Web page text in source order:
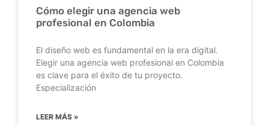
Cómo elegir una agencia web
profesional en Colombia
El diseño web es fundamental en la era digital.
Elegir una agencia web profesional en Colombia
es clave para el éxito de tu proyecto.
Especialización
LEER MÁS »